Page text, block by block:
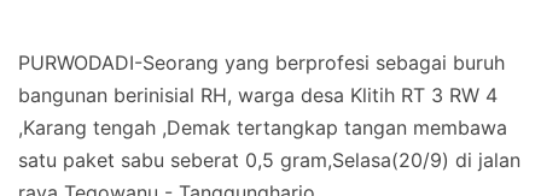
PURWODADI-Seorang yang berprofesi sebagai buruh
bangunan berinisial RH, warga desa Klitih RT 3 RW 4
,Karang tengah ,Demak tertangkap tangan membawa
satu paket sabu seberat 0,5 gram,Selasa(20/9) di jalan